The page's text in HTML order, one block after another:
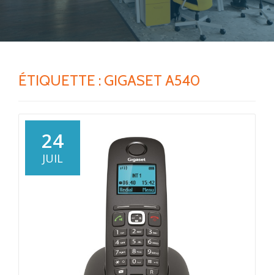
ÉTIQUETTE : GIGASET A540
24
JUIL